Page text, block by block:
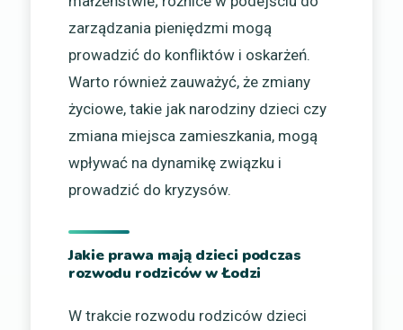
zarządzania pieniędzmi mogą
prowadzić do konfliktów i oskarżeń.
Warto również zauważyć, że zmiany
życiowe, takie jak narodziny dzieci czy
zmiana miejsca zamieszkania, mogą
wpływać na dynamikę związku i
prowadzić do kryzysów.
Jakie prawa mają dzieci podczas
rozwodu rodziców w Łodzi
W trakcie rozwodu rodziców dzieci